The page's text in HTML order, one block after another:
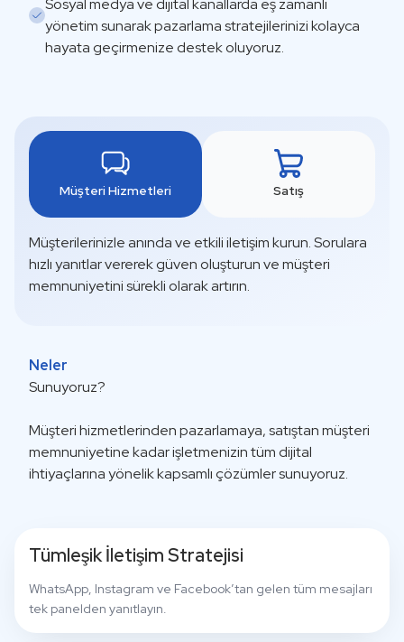
Sosyal medya ve dijital kanallarda eş zamanlı
yönetim sunarak pazarlama stratejilerinizi kolayca
hayata geçirmenize destek oluyoruz.
Müşteri Hizmetleri Satış
Müşterilerinizle anında ve etkili iletişim kurun. Sorulara
hızlı yanıtlar vererek güven oluşturun ve müşteri
memnuniyetini sürekli olarak artırın.
Neler
Sunuyoruz?
Müşteri hizmetlerinden pazarlamaya, satıştan müşteri
memnuniyetine kadar işletmenizin tüm dijital
ihtiyaçlarına yönelik kapsamlı çözümler sunuyoruz.
Tümleşik İletişim Stratejisi
WhatsApp, Instagram ve Facebook’tan gelen tüm mesajları
tek panelden yanıtlayın.